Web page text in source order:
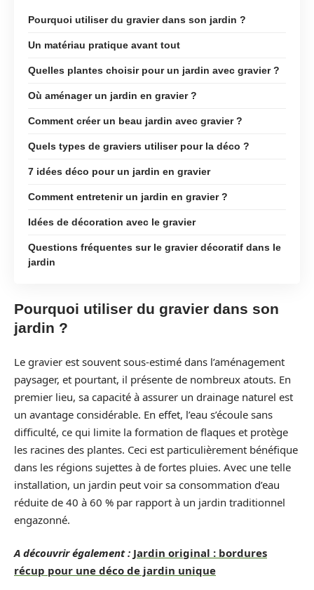
Pourquoi utiliser du gravier dans son jardin ?
Un matériau pratique avant tout
Quelles plantes choisir pour un jardin avec gravier ?
Où aménager un jardin en gravier ?
Comment créer un beau jardin avec gravier ?
Quels types de graviers utiliser pour la déco ?
7 idées déco pour un jardin en gravier
Comment entretenir un jardin en gravier ?
Idées de décoration avec le gravier
Questions fréquentes sur le gravier décoratif dans le
jardin
Pourquoi utiliser du gravier dans son
jardin ?
Le gravier est souvent sous-estimé dans l’aménagement
paysager, et pourtant, il présente de nombreux atouts. En
premier lieu, sa capacité à assurer un drainage naturel est
un avantage considérable. En effet, l’eau s’écoule sans
difficulté, ce qui limite la formation de flaques et protège
les racines des plantes. Ceci est particulièrement bénéfique
dans les régions sujettes à de fortes pluies. Avec une telle
installation, un jardin peut voir sa consommation d’eau
réduite de 40 à 60 % par rapport à un jardin traditionnel
engazonné.
A découvrir également : Jardin original : bordures
récup pour une déco de jardin unique